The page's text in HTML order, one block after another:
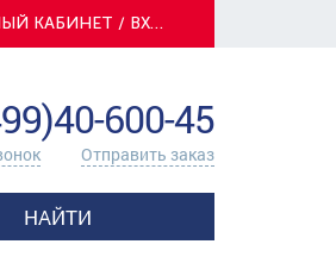
ЛИЧНЫЙ КАБИНЕТ / ВХОД
600-45
Отправить заказ
НАЙТИ